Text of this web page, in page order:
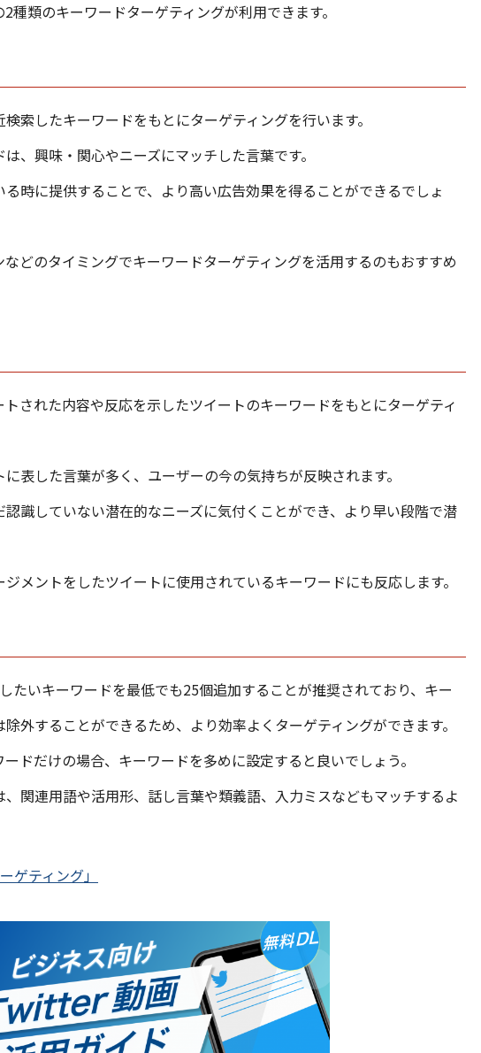
種類のキーワードターゲティングが利用できます。
索したキーワードをもとにターゲティングを行います。
、興味・関心やニーズにマッチした言葉です。
時に提供することで、より高い広告効果を得ることができるでしょ
どのタイミングでキーワードターゲティングを活用するのもおすすめ
された内容や反応を示したツイートのキーワードをもとにターゲティ
表した言葉が多く、ユーザーの今の気持ちが反映されます。
識していない潜在的なニーズに気付くことができ、より早い段階で潜
メントをしたツイートに使用されているキーワードにも反応します。
いキーワードを最低でも25個追加することが推奨されており、キー
外することができるため、より効率よくターゲティングができます。
ドだけの場合、キーワードを多めに設定すると良いでしょう。
関連用語や活用形、話し言葉や類義語、入力ミスなどもマッチするよ
ティング」